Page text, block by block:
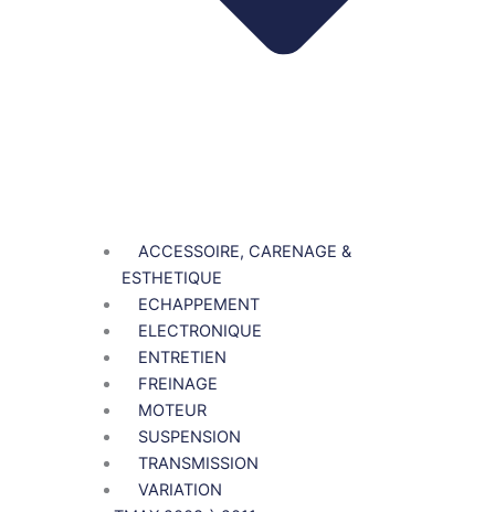
ACCESSOIRE, CARENAGE &
ESTHETIQUE
ECHAPPEMENT
ELECTRONIQUE
ENTRETIEN
FREINAGE
MOTEUR
SUSPENSION
TRANSMISSION
VARIATION